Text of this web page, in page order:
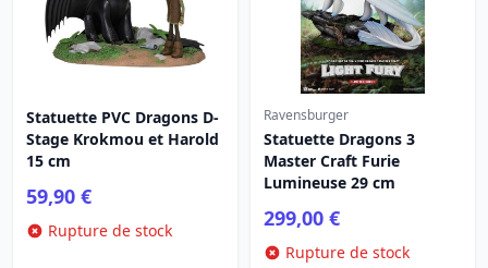
Statuette PVC Dragons D-
Stage Krokmou et Harold
15 cm
59,90 €
Rupture de stock
Ravensburger
Statuette Dragons 3
Master Craft Furie
Lumineuse 29 cm
299,00 €
Rupture de stock